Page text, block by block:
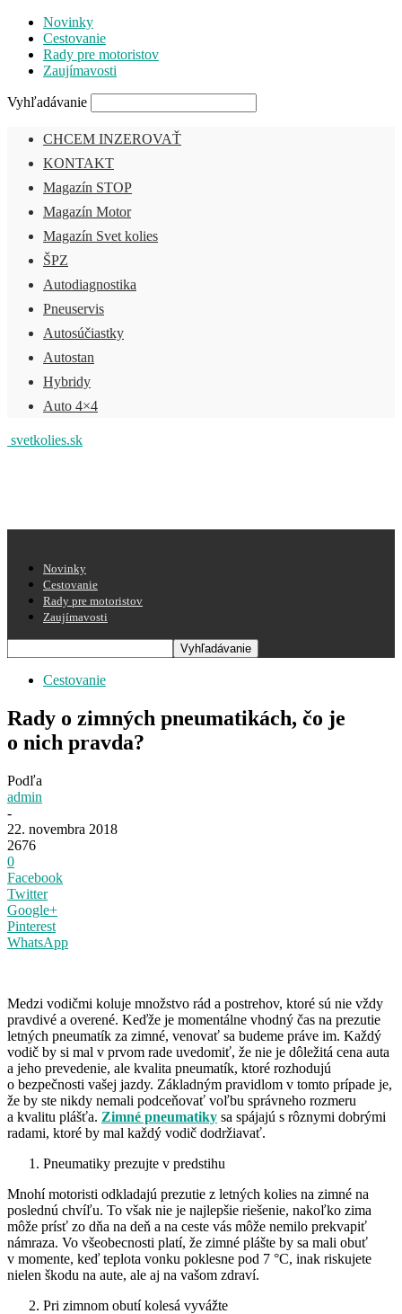
Novinky
Cestovanie
Rady pre motoristov
Zaujímavosti
Vyhľadávanie
CHCEM INZEROVAŤ
KONTAKT
Magazín STOP
Magazín Motor
Magazín Svet kolies
ŠPZ
Autodiagnostika
Pneuservis
Autosúčiastky
Autostan
Hybridy
Auto 4×4
svetkolies.sk
Novinky
Cestovanie
Rady pre motoristov
Zaujímavosti
Cestovanie
Rady o zimných pneumatikách, čo je
o nich pravda?
Podľa
admin
-
22. novembra 2018
2676
0
Facebook
Twitter
Google+
Pinterest
WhatsApp
Medzi vodičmi koluje množstvo rád a postrehov, ktoré sú nie vždy
pravdivé a overené. Keďže je momentálne vhodný čas na prezutie
letných pneumatík za zimné, venovať sa budeme práve im. Každý
vodič by si mal v prvom rade uvedomiť, že nie je dôležitá cena auta
a jeho prevedenie, ale kvalita pneumatík, ktoré rozhodujú
o bezpečnosti vašej jazdy. Základným pravidlom v tomto prípade je,
že by ste nikdy nemali podceňovať voľbu správneho rozmeru
a kvalitu plášťa. Zimné pneumatiky sa spájajú s rôznymi dobrými
radami, ktoré by mal každý vodič dodržiavať.
Pneumatiky prezujte v predstihu
Mnohí motoristi odkladajú prezutie z letných kolies na zimné na
poslednú chvíľu. To však nie je najlepšie riešenie, nakoľko zima
môže prísť zo dňa na deň a na ceste vás môže nemilo prekvapiť
námraza. Vo všeobecnosti platí, že zimné plášte by sa mali obuť
v momente, keď teplota vonku poklesne pod 7 °C, inak riskujete
nielen škodu na aute, ale aj na vašom zdraví.
Pri zimnom obutí kolesá vyvážte